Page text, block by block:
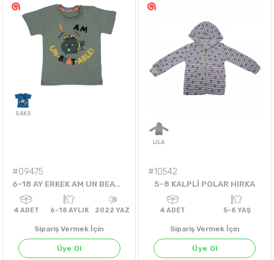
#09475
6-18 AY ERKEK AM UN BEAT ABLE TİŞÖRT
Sipariş Vermek İçin
Üye Ol
#10542
5-8 KALPLİ POLAR HIRKA
Sipariş Vermek İçin
Üye Ol